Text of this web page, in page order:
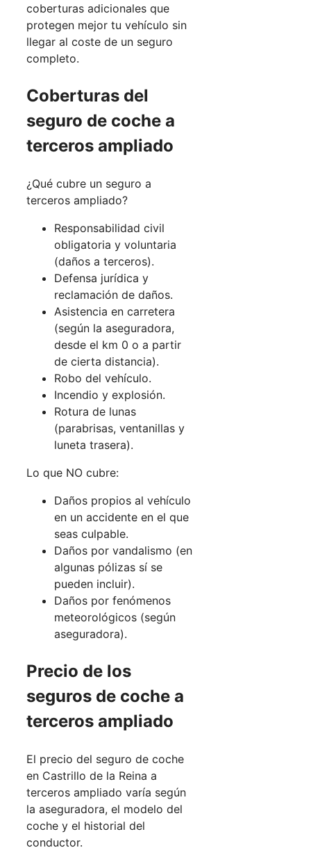
coberturas adicionales que
protegen mejor tu vehículo sin
llegar al coste de un seguro
completo.
Coberturas del
seguro de coche a
terceros ampliado
¿Qué cubre un seguro a
terceros ampliado?
Responsabilidad civil
obligatoria y voluntaria
(daños a terceros).
Defensa jurídica y
reclamación de daños.
Asistencia en carretera
(según la aseguradora,
desde el km 0 o a partir
de cierta distancia).
Robo del vehículo.
Incendio y explosión.
Rotura de lunas
(parabrisas, ventanillas y
luneta trasera).
Lo que NO cubre:
Daños propios al vehículo
en un accidente en el que
seas culpable.
Daños por vandalismo (en
algunas pólizas sí se
pueden incluir).
Daños por fenómenos
meteorológicos (según
aseguradora).
Precio de los
seguros de coche a
terceros ampliado
El precio del seguro de coche
en Castrillo de la Reina a
terceros ampliado varía según
la aseguradora, el modelo del
coche y el historial del
conductor.